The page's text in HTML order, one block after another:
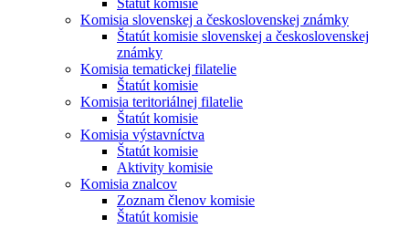
Štatút komisie
Komisia slovenskej a československej známky
Štatút komisie slovenskej a československej
známky
Komisia tematickej filatelie
Štatút komisie
Komisia teritoriálnej filatelie
Štatút komisie
Komisia výstavníctva
Štatút komisie
Aktivity komisie
Komisia znalcov
Zoznam členov komisie
Štatút komisie